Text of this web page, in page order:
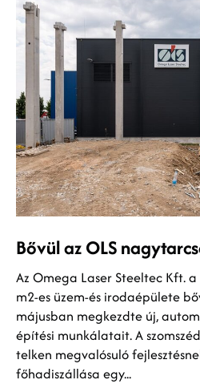
Bővül az OLS
Az Omega Laser Steeltec Kft.
m2-es üzem-és irodaépülete
májusban megkezdte új,
építési munkálatait. A
telken megvalósuló
főhadiszállása egy...